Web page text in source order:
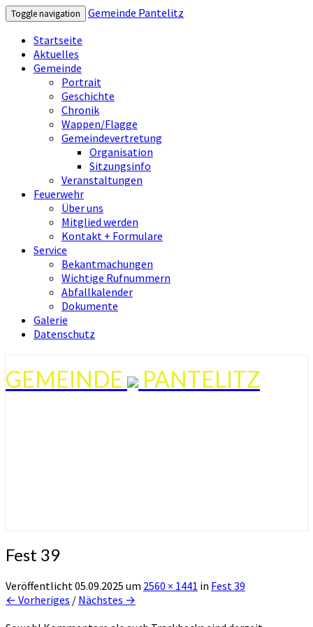
Toggle navigation
Gemeinde Pantelitz
Startseite
Aktuelles
Gemeinde
Portrait
Geschichte
Chronik
Wappen/Flagge
Gemeindevertretung
Organisation
Sitzungsinfo
Veranstaltungen
Feuerwehr
Über uns
Mitglied werden
Kontakt + Formulare
Service
Bekantmachungen
Wichtige Rufnummern
Abfallkalender
Dokumente
Galerie
Datenschutz
GEMEINDE PANTELITZ
Fest 39
Veröffentlicht05.09.2025 um 2560 × 1441 in Fest 39
← Vorheriges / Nächstes →